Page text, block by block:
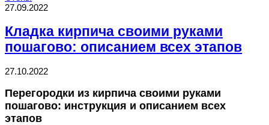
27.09.2022
Кладка кирпича своими руками
пошагово: описанием всех этапов
27.10.2022
Перегородки из кирпича своими руками
пошагово: инструкция и описанием всех
этапов